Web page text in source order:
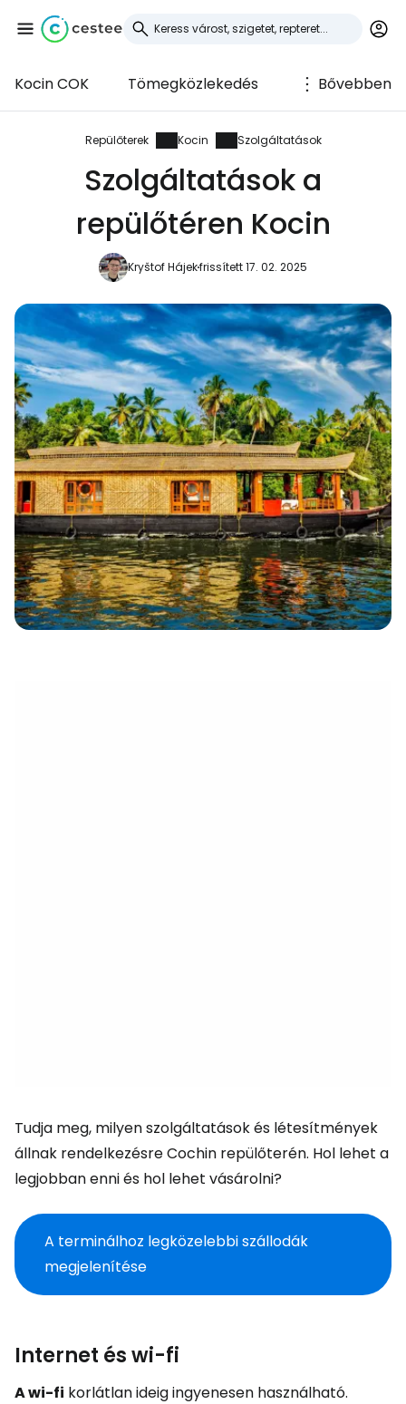
Kocin COK Tömegközlekedés Bővebben
Repülőterek Kocin Szolgáltatások
Szolgáltatások a
repülőtéren Kocin
Kryštof Hájekfrissített 17. 02. 2025
Tudja meg, milyen szolgáltatások és létesítmények
állnak rendelkezésre Cochin repülőterén. Hol lehet a
legjobban enni és hol lehet vásárolni?
A terminálhoz legközelebbi szállodák
megjelenítése
Internet és wi-fi
A wi-fi korlátlan ideig ingyenesen használható.
Bejelentkezés a
Cestee-be
... az utazási közösség világszerte
Folytatás a Facebookkal
Folytassa e-mailben